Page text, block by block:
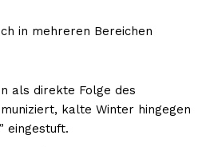
in mehreren Bereichen
als direkte Folge des
kalte Winter hingegen
eingestuft.